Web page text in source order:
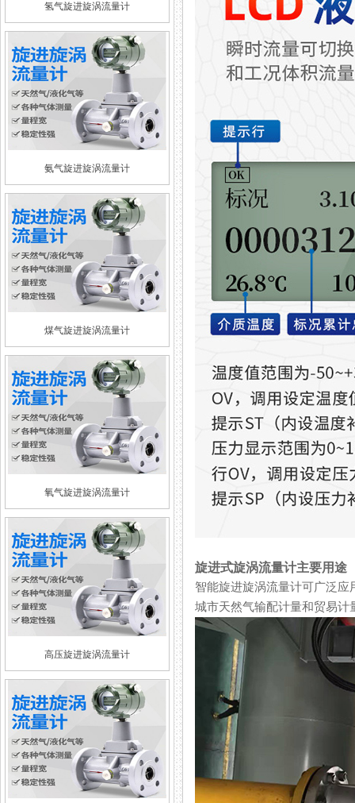
氢气旋进旋涡流量计
氨气旋进旋涡流量计
煤气旋进旋涡流量计
氧气旋进旋涡流量计
高压旋进旋涡流量计
旋进式旋涡流量计主要用途
智能旋进旋涡流量计可广泛应用于
城市天然气输配计量和贸易计